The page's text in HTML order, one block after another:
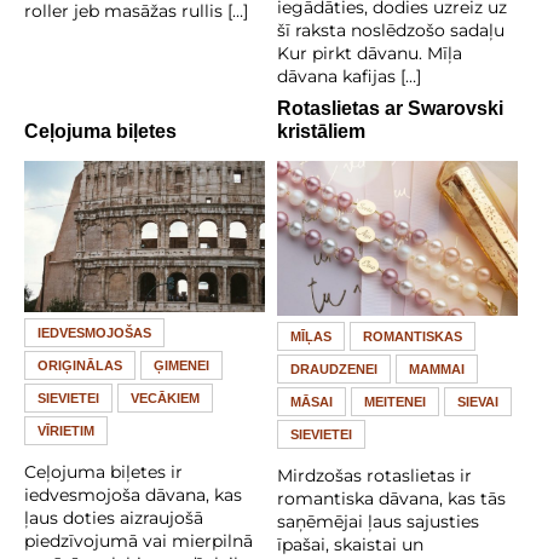
roller jeb masāžas rullis […]
iegādāties, dodies uzreiz uz
šī raksta noslēdzošo sadaļu
Kur pirkt dāvanu. Mīļa
dāvana kafijas […]
Ceļojuma biļetes
IEDVESMOJOŠAS
ORIĢINĀLAS ĢIMENEI
SIEVIETEI VECĀKIEM
VĪRIETIM
Ceļojuma biļetes ir
iedvesmojoša dāvana, kas
ļaus doties aizraujošā
piedzīvojumā vai mierpilnā
Rotaslietas ar Swarovski
kristāliem
MĪĻAS ROMANTISKAS
DRAUDZENEI MAMMAI
MĀSAI MEITENEI SIEVAI
SIEVIETEI
Mirdzošas rotaslietas ir
romantiska dāvana, kas tās
saņēmējai ļaus sajusties
īpašai, skaistai un